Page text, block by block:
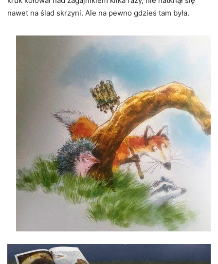
nawet na ślad skrzyni. Ale na pewno gdzieś tam była.